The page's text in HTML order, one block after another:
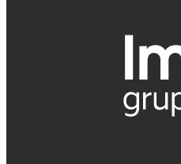
Nāc pie LMT